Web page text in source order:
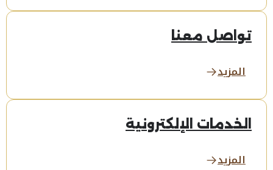
تواصل معنا
المزيد
الخدمات الإلكترونية
المزيد